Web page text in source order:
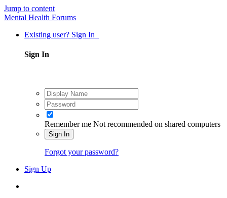
Jump to content
Mental Health Forums
Existing user? Sign In
Sign In
Remember me Not recommended on shared computers
Sign In
Forgot your password?
Sign Up